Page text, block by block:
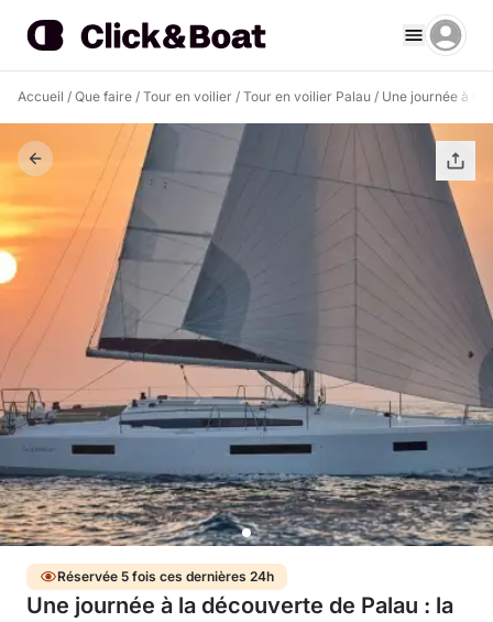
Accueil / Que faire / Tour en voilier / Tour en voilier Palau / Une journée à la
Réservée 5 fois ces dernières 24h
Une journée à la découverte de Palau : la